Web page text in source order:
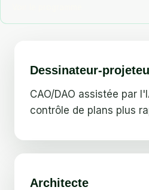
Dessinateur-
CAO/DAO assistée par
contrôle de plans plus
Architecte